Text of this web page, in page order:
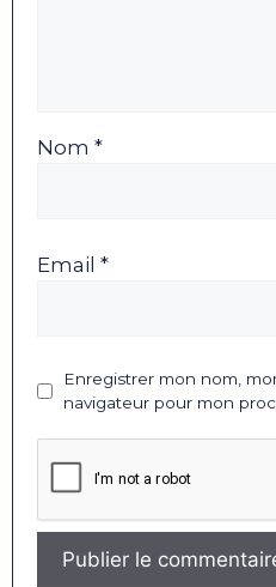
Nom *
Email *
Enregistrer mon nom,
navigateur pour mon